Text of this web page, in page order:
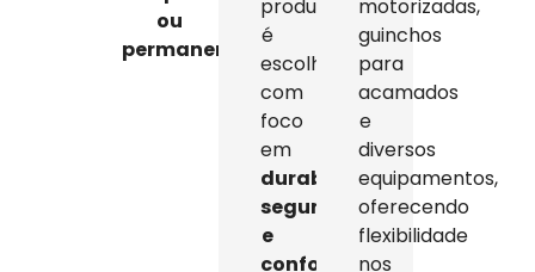
ou
permanente
produto
é
escolhido
com
foco
em
durabilidade,
segurança
e
conforto
motorizadas,
guinchos
para
acamados
e
diversos
equipamentos,
oferecendo
flexibilidade
nos